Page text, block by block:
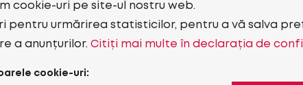
cookie-uri pe site-ul nostru web.
pentru urmărirea statisticilor, pentru a vă salva
a anunțurilor. Citiți mai multe în declarația de
cookie-uri: